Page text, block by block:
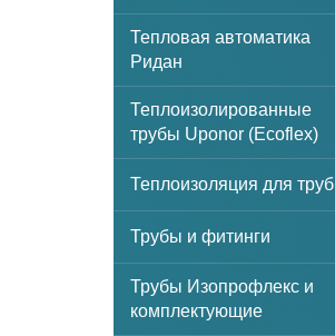
Тепловая автоматика
Ридан
Теплоизолированные
трубы Uponor (Ecoflex)
Теплоизоляция для труб
Трубы и фитинги
Трубы Изопрофлекс и
комплектующие